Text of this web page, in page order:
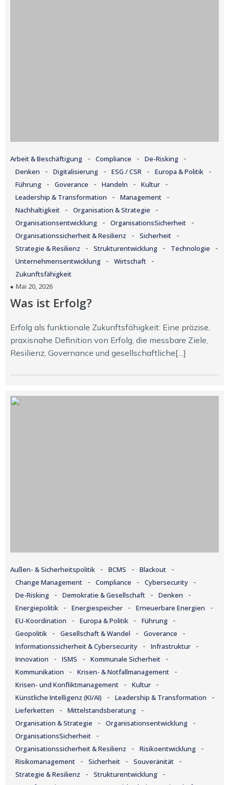
Arbeit & Beschäftigung - Compliance - De-Risking -
Denken - Digitalisierung - ESG / CSR - Europa & Politik -
Führung - Goverance - Handeln - Kultur -
Leadership & Transformation - Management -
Nachhaltigkeit - Organisation & Strategie -
Organisationsentwicklung - OrganisationsSicherheit -
Organisationssicherheit & Resilienz - Sicherheit -
Strategie & Resilienz - Strukturentwicklung - Technologie -
Unternehmensentwicklung - Wirtschaft -
Zukunftsfähigkeit
Mai 20, 2026
Was ist Erfolg?
Erfolg als funktionale Zukunftsfähigkeit: Eine präzise,
praxisnahe Definition von Erfolg, die messbare Ziele,
Resilienz, Governance und gesellschaftliche[…]
Außen- & Sicherheitspolitik - BCMS - Blackout -
Change Management - Compliance - Cybersecurity -
De-Risking - Demokratie & Gesellschaft - Denken -
Energiepolitik - Energiespeicher - Erneuerbare Energien -
EU-Koordination - Europa & Politik - Führung -
Geopolitik - Gesellschaft & Wandel - Goverance -
Informationssicherheit & Cybersecurity - Infrastruktur -
Innovation - ISMS - Kommunale Sicherheit -
Kommunikation - Krisen- & Notfallmanagement -
Krisen- und Konfliktmanagement - Kultur -
Künstliche Intelligenz (KI/AI) - Leadership & Transformation -
Lieferketten - Mittelstandsberatung -
Organisation & Strategie - Organisationsentwicklung -
OrganisationsSicherheit -
Organisationssicherheit & Resilienz - Risikoentwicklung -
Risikomanagement - Sicherheit - Souveränität -
Strategie & Resilienz - Strukturentwicklung -